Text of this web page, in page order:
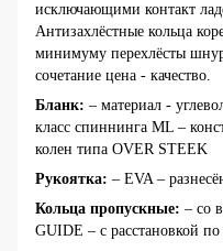
исключающими контакт
Антизахлёстные кольца
минимуму перехлёсты
сочетание цена - качество.
Бланк: – материал -
класс спиннинга ML –
колен типа OVER STEEK
Рукоятка: – EVA –
Кольца пропускные: – со
GUIDE – с расстановкой